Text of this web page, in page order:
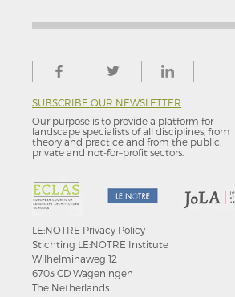
SUBSCRIBE OUR NEWSLETTER
Our purpose is to provide a platform for
landscape specialists of all disciplines, from
theory and practice and from the public,
private and not-for–profit sectors.
LE:NOTRE Privacy Policy
Stichting LE:NOTRE Institute
Wilhelminaweg 12
6703 CD Wageningen
The Netherlands